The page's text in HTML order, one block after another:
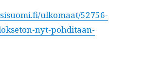
ulkomaat/52756-
nyt-pohditaan-